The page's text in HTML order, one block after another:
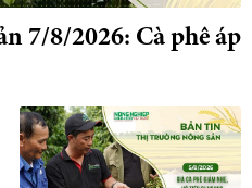
7/8/2026: Cà phê áp